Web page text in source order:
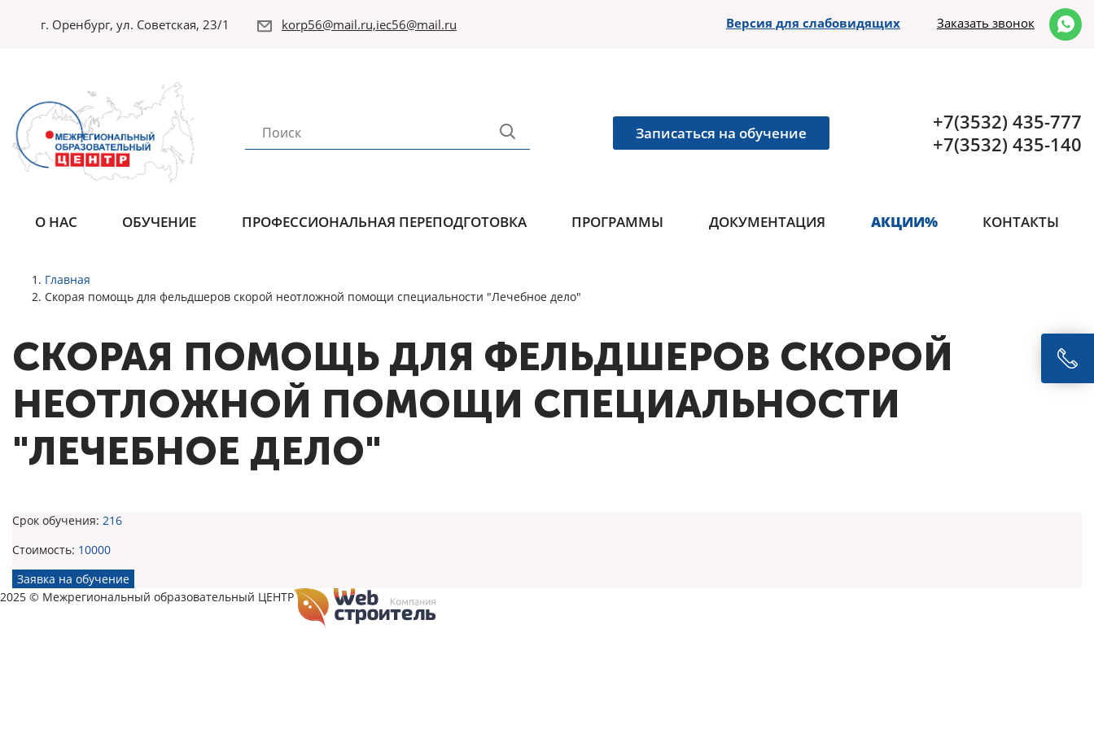
г. Оренбург, ул. Советская, 23/1 korp56@mail.ru,iec56@mail.ru Версия для слабовидящих Заказать звонок
Записаться на обучение
+7(3532) 435-777
+7(3532) 435-140
О НАС ОБУЧЕНИЕ ПРОФЕССИОНАЛЬНАЯ ПЕРЕПОДГОТОВКА ПРОГРАММЫ ДОКУМЕНТАЦИЯ АКЦИИ% КОНТАКТЫ
Главная
Скорая помощь для фельдшеров скорой неотложной помощи специальности "Лечебное дело"
СКОРАЯ ПОМОЩЬ ДЛЯ ФЕЛЬДШЕРОВ СКОРОЙ
НЕОТЛОЖНОЙ ПОМОЩИ СПЕЦИАЛЬНОСТИ
"ЛЕЧЕБНОЕ ДЕЛО"
Срок обучения: 216
Стоимость: 10000
Заявка на обучение
2025 © Межрегиональный образовательный ЦЕНТР